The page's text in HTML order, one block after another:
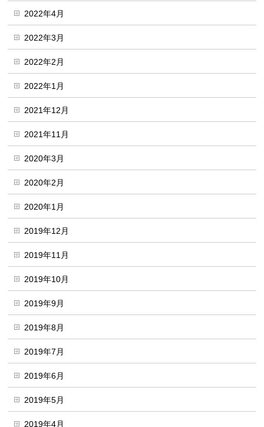
2022年4月
2022年3月
2022年2月
2022年1月
2021年12月
2021年11月
2020年3月
2020年2月
2020年1月
2019年12月
2019年11月
2019年10月
2019年9月
2019年8月
2019年7月
2019年6月
2019年5月
2019年4月